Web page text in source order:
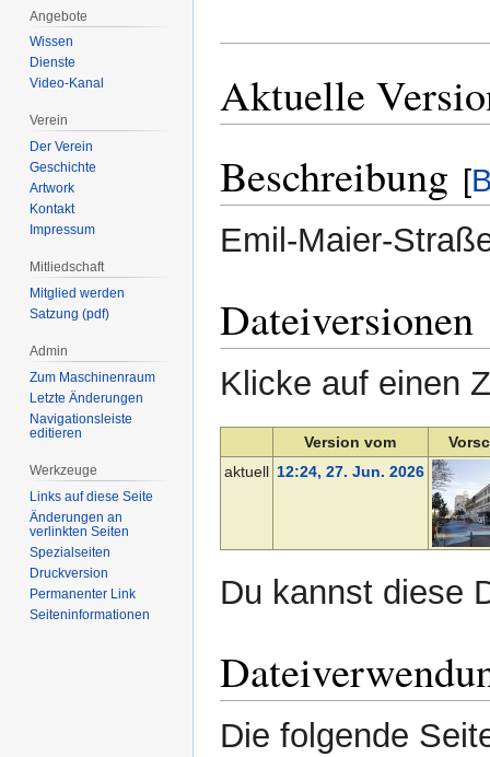
Aktuelle
Beschreibung [
Emil-Maier-
Dateiversionen
Klicke auf einen
Version vom
aktuell 12:24, 27. Jun. 2026
Du kannst diese
Die folgende
Angebote
Wissen
Dienste
Video-Kanal
Verein
Der Verein
Geschichte
Artwork
Kontakt
Impressum
Mitliedschaft
Mitglied werden
Satzung (pdf)
Admin
Zum Maschinenraum
Letzte Änderungen
Navigationsleiste
editieren
Werkzeuge
Links auf diese Seite
Änderungen an
verlinkten Seiten
Spezialseiten
Druckversion
Permanenter Link
Seiten­­informationen